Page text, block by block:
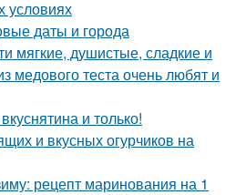
условиях
даты и города
мягкие, душистые, сладкие и
медового теста очень любят и
и только!
и вкусных огурчиков на
рецепт маринования на 1